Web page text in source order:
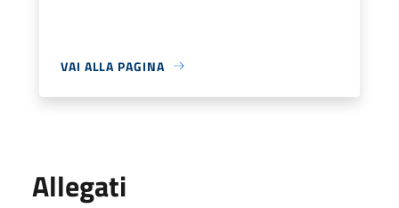
VAI ALLA PAGINA
Allegati